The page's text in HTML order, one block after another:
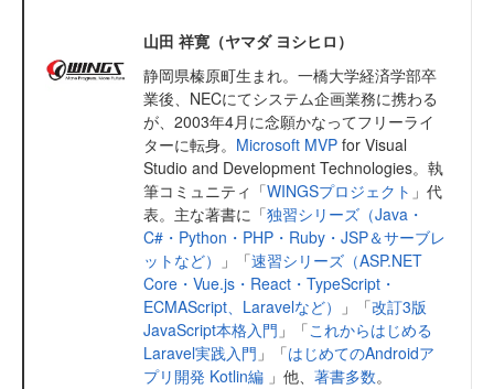
山田 祥寛（ヤマダ ヨシヒロ）
静岡県榛原町生まれ。一橋大学経済学部卒
業後、NECにてシステム企画業務に携わる
が、2003年4月に念願かなってフリーライ
ターに転身。 Microsoft MVP for Visual
Studio and Development Technologies。執
筆コミュニティ「WINGSプロジェクト 」代
表。主な著書に「独習シリーズ（Java・
C#・Python・PHP・Ruby・JSP＆サーブレ
ットなど）
」「速習シリーズ（ASP.NET
Core・Vue.js・React・TypeScript・
ECMAScript、Laravelなど）
」「改訂3版
JavaScript本格入門 」「これからはじめる
Laravel実践入門 」「はじめてのAndroidア
プリ開発 Kotlin編 」他、 著書多数。